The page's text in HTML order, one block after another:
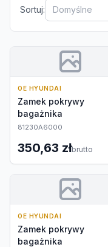
Sortuj:
Domyślne
OE HYUNDAI
Zamek pokrywy
bagażnika
81230A6000
350,63 złbrutto
OE HYUNDAI
Zamek pokrywy
bagażnika